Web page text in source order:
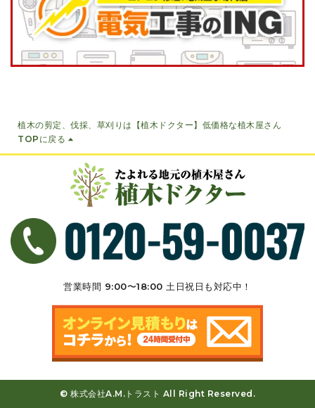
植木の剪定、伐採、草刈りは【植木ドクター】低価格な植木屋さん
TOPに戻る
営業時間 9:00〜18:00 ⼟⽇祝⽇も対応中！
© 株式会社A.M.トラスト All Right Reserved.